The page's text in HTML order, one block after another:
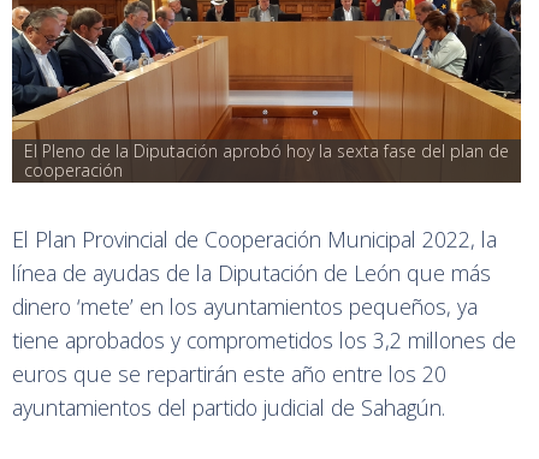
El Pleno de la Diputación aprobó hoy la sexta fase del plan de
cooperación
El Plan Provincial de Cooperación Municipal 2022, la
línea de ayudas de la Diputación de León que más
dinero ‘mete’ en los ayuntamientos pequeños, ya
tiene aprobados y comprometidos los 3,2 millones de
euros que se repartirán este año entre los 20
ayuntamientos del partido judicial de Sahagún.